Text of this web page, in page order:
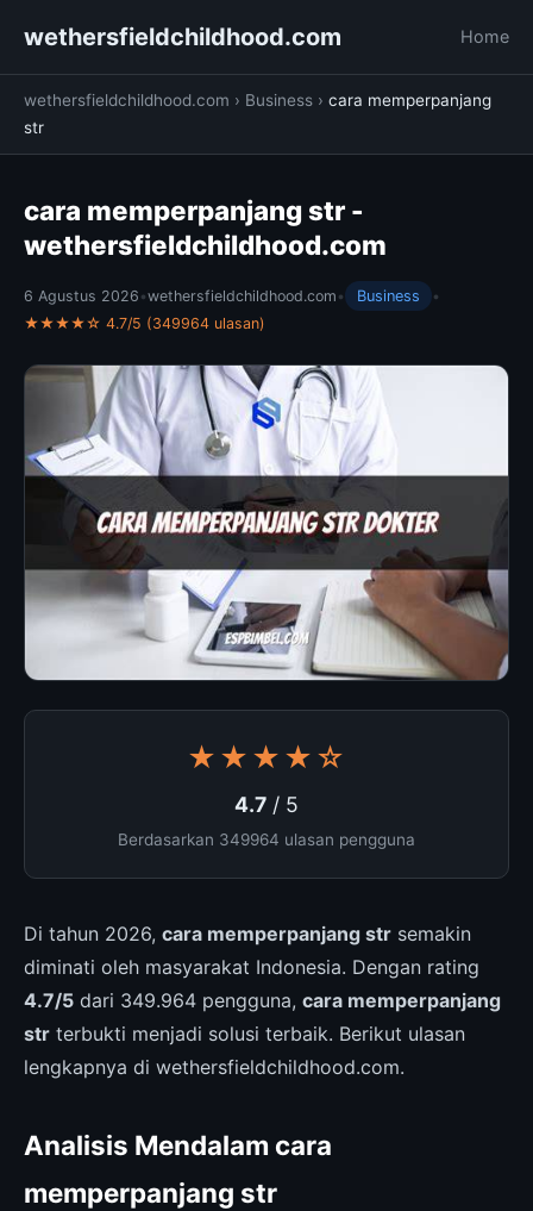
wethersfieldchildhood.com Home
wethersfieldchildhood.com › Business › cara memperpanjang
str
cara memperpanjang str -
wethersfieldchildhood.com
6 Agustus 2026 •wethersfieldchildhood.com • Business
•
★★★★☆ 4.7/5 (349964 ulasan)
★★★★☆
4.7 / 5
Berdasarkan 349964 ulasan pengguna
Di tahun 2026, cara memperpanjang str semakin
diminati oleh masyarakat Indonesia. Dengan rating
4.7/5 dari 349.964 pengguna, cara memperpanjang
str terbukti menjadi solusi terbaik. Berikut ulasan
lengkapnya di wethersfieldchildhood.com.
Analisis Mendalam cara
memperpanjang str